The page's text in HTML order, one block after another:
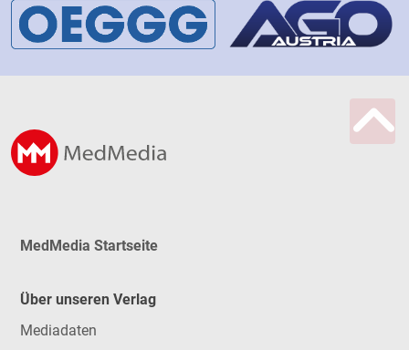
MedMedia Startseite
Über unseren Verlag
Mediadaten